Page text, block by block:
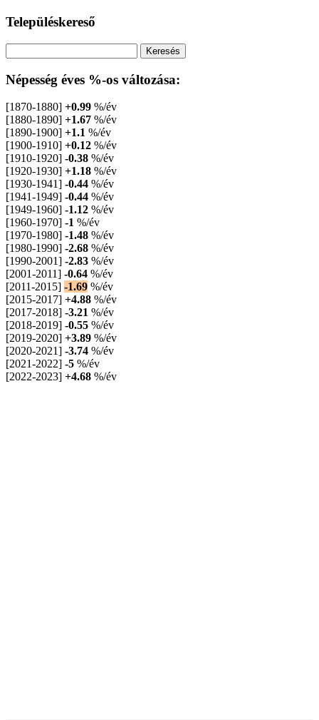
Településkereső
Népesség éves %-os változása:
[1870-1880] +0.99 %/év
[1880-1890] +1.67 %/év
[1890-1900] +1.1 %/év
[1900-1910] +0.12 %/év
[1910-1920] -0.38 %/év
[1920-1930] +1.18 %/év
[1930-1941] -0.44 %/év
[1941-1949] -0.44 %/év
[1949-1960] -1.12 %/év
[1960-1970] -1 %/év
[1970-1980] -1.48 %/év
[1980-1990] -2.68 %/év
[1990-2001] -2.83 %/év
[2001-2011] -0.64 %/év
[2011-2015] -1.69 %/év
[2015-2017] +4.88 %/év
[2017-2018] -3.21 %/év
[2018-2019] -0.55 %/év
[2019-2020] +3.89 %/év
[2020-2021] -3.74 %/év
[2021-2022] -5 %/év
[2022-2023] +4.68 %/év